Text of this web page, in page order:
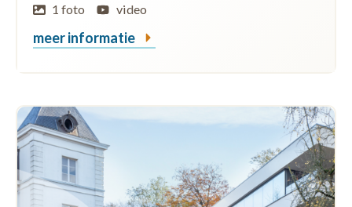
1 foto
video
meer informatie